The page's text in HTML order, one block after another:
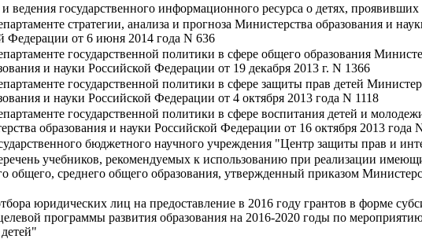
государственного информационного ресурса о детях,
стратегии, анализа и прогноза Министерства образования и
Федерации от 6 июня 2014 года N 636
государственной политики в сфере общего образования
и науки Российской Федерации от 19 декабря 2013 г. N 1366
государственной политики в сфере защиты прав детей
и науки Российской Федерации от 4 октября 2013 года N 1118
государственной политики в сфере воспитания детей и
образования и науки Российской Федерации от 16 октября 2013 года
бюджетного научного учреждения "Центр защиты прав и
учебников, рекомендуемых к использованию при реализации
общего, среднего общего образования, утвержденный приказом
юридических лиц на предоставление в 2016 году грантов в форме
программы развития образования на 2016-2020 годы по